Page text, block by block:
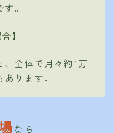
。
】
全体で月々約1万
ります。
なら